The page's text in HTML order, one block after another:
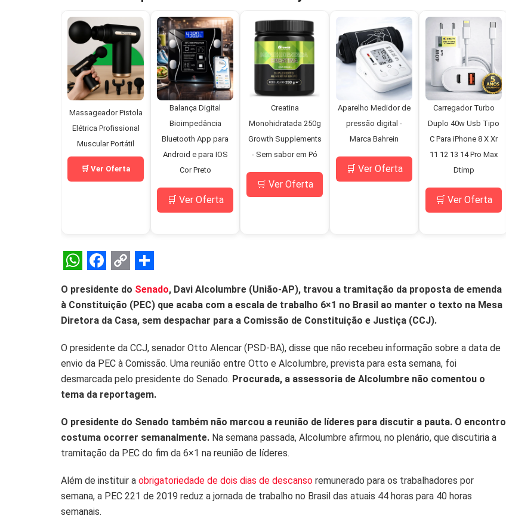
Massageador Pistola
Elétrica Profissional
Muscular Portátil
🛒 Ver Oferta
Balança Digital
Bioimpedância
Bluetooth App para
Android e para IOS
Cor Preto
🛒 Ver Oferta
Creatina
Monohidratada 250g
Growth Supplements
- Sem sabor em Pó
🛒 Ver Oferta
Aparelho Medidor de
pressão digital -
Marca Bahrein
🛒 Ver Oferta
Carregador Turbo
Duplo 40w Usb Tipo
C Para iPhone 8 X Xr
11 12 13 14 Pro Max
Dtimp
🛒 Ver Oferta
W
h
a
s
A
p
p
F
a
c
b
o
o
k
o
p
L
i
n
k
S
h
a
e
O presidente do Senado, Davi Alcolumbre (União-AP), travou a tramitação da proposta de emenda
à Constituição (PEC) que acaba com a escala de trabalho 6×1 no Brasil ao manter o texto na Mesa
Diretora da Casa, sem despachar para a Comissão de Constituição e Justiça (CCJ).
O presidente da CCJ, senador Otto Alencar (PSD-BA), disse que não recebeu informação sobre a data de
envio da PEC à Comissão. Uma reunião entre Otto e Alcolumbre, prevista para esta semana, foi
desmarcada pelo presidente do Senado. Procurada, a assessoria de Alcolumbre não comentou o
tema da reportagem.
O presidente do Senado também não marcou a reunião de líderes para discutir a pauta. O encontro
costuma ocorrer semanalmente. Na semana passada, Alcolumbre afirmou, no plenário, que discutiria a
tramitação da PEC do fim da 6×1 na reunião de líderes.
Além de instituir a obrigatoriedade de dois dias de descanso remunerado para os trabalhadores por
semana, a PEC 221 de 2019 reduz a jornada de trabalho no Brasil das atuais 44 horas para 40 horas
semanais.